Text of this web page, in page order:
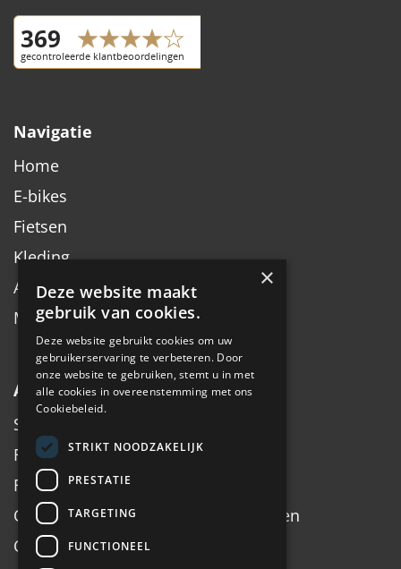
Navigatie
Home
E-bikes
Fietsen
Kleding
Accessoires
Merken
Algemeen
Service
Fiets inruilen
Fietsadvies op maat
Onderhoud, Service, Halen & Brengen
Onderhoud Brompton
×
Deze website maakt
gebruik van cookies.
Deze website gebruikt cookies om uw
gebruikerservaring te verbeteren. Door
onze website te gebruiken, stemt u in met
alle cookies in overeenstemming met ons
Cookiebeleid.
STRIKT NOODZAKELIJK
PRESTATIE
TARGETING
FUNCTIONEEL